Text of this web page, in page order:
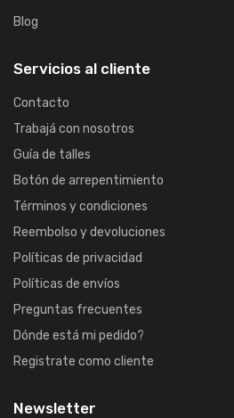
Blog
Servicios al cliente
Contacto
Trabajá con nosotros
Guía de talles
Botón de arrepentimiento
Términos y condiciones
Reembolso y devoluciones
Políticas de privacidad
Políticas de envíos
Preguntas frecuentes
Dónde está mi pedido?
Registrate como cliente
Newsletter